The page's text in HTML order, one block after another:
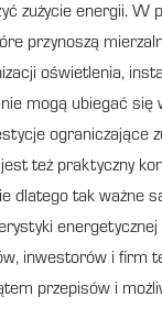
zużycie energii.
przynoszą
oświetlenia,
mogą ubiegać się
ograniczające
też praktyczny
dlatego tak ważne
inwestorów i
przepisów i